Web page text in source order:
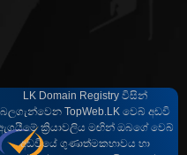
LK Domain Registry විසින්
බලගැන්වෙන TopWeb.LK වෙබ් අඩවි
ක්‍රියාවලිය මඟින් ඔබගේ වෙබ්
අඩවියේ ගුණාත්මකභාවය හා